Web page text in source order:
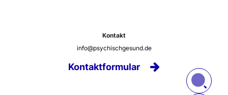
Kontakt
info@psychischgesund.de
Kontaktformular